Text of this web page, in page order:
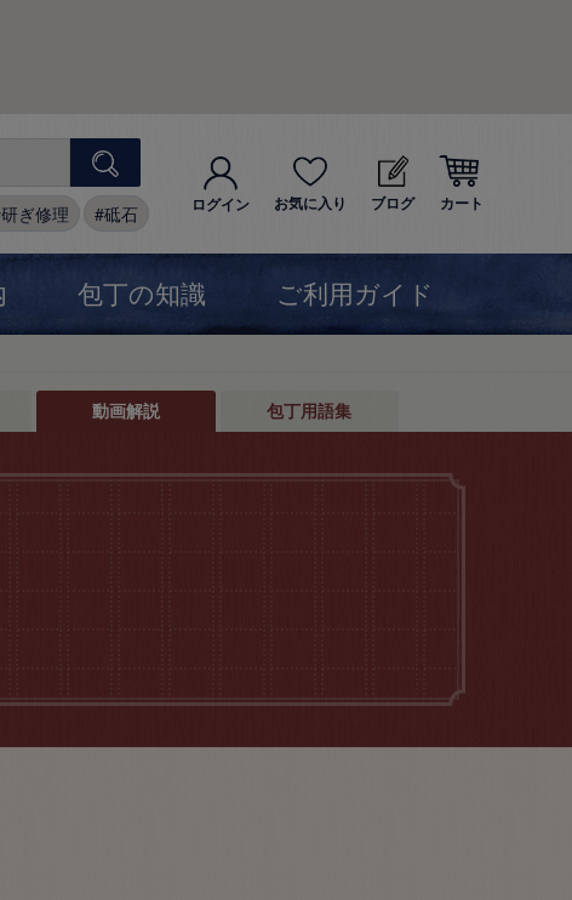
研ぎ修理 砥石 ログイン お気に入り ブログ カート
包丁の知識 ご利用ガイド
動画解説 包丁用語集